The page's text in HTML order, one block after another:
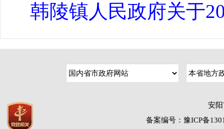
韩陵镇人民政府关于
安
备案编号：豫ICP备